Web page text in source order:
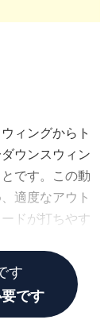
ィングからト
ウンスウィン
です。この動
適度なアウト
ドが打ちやす
す
です